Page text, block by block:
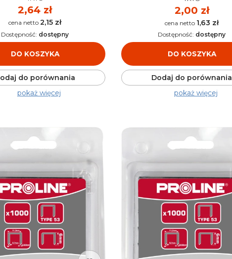
Cena
2,64 zł
Cena 2,15 zł
DO KOSZYKA
Dostępność: dostępny
do porównania
pokaż więcej
Cena
2,00 zł
Cena 1,63 zł
DO KOSZYKA
Dostępność: dostępny
Dodaj do porównania
pokaż więcej